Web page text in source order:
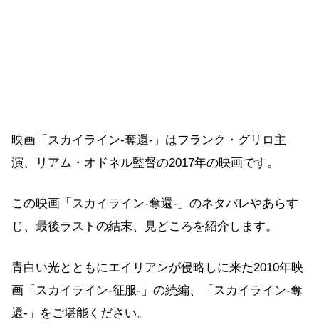
映画「スカイライン-奪還-」はフランク・グリロ主
演、リアム・オドネル監督の2017年の映画です。
この映画「スカイライン-奪還-」のネタバレやあらす
じ、最後ラストの結末、見どころを紹介します。
青白い光とともにエイリアンが侵略しに来た2010年映
画「スカイライン-征服-」の続編、「スカイライン-奪
還-」をご堪能ください。